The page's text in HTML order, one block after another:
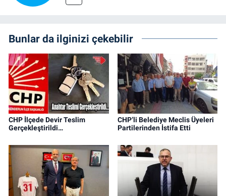
Bunlar da ilginizi çekebilir
CHP İlçede Devir Teslim
Gerçekleştirildi…
CHP’li Belediye Meclis Üyeleri
Partilerinden İstifa Etti